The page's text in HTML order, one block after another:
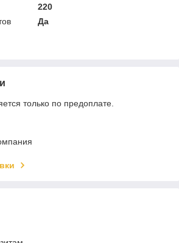
220
Да
только по предоплате.